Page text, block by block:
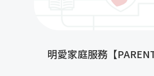
明愛家庭服務【